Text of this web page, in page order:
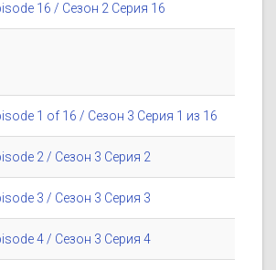
16 / Сезон 2 Серия 16
1 of 16 / Сезон 3 Серия 1 из 16
2 / Сезон 3 Серия 2
3 / Сезон 3 Серия 3
4 / Сезон 3 Серия 4